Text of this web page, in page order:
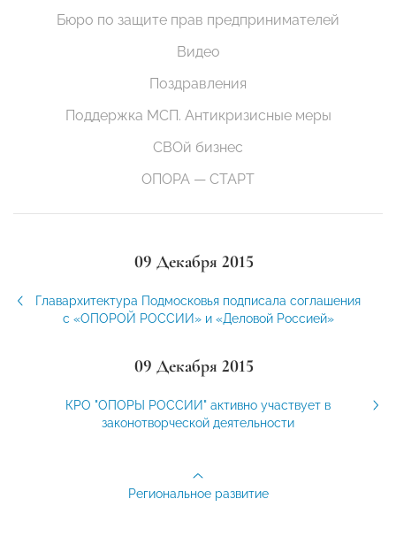
Бюро по защите прав предпринимателей
Видео
Поздравления
Поддержка МСП. Антикризисные меры
СВОй бизнес
ОПОРА — СТАРТ
09 Декабря 2015
Главархитектура Подмосковья подписала соглашения
с «ОПОРОЙ РОССИИ» и «Деловой Россией»
09 Декабря 2015
КРО "ОПОРЫ РОССИИ" активно участвует в
законотворческой деятельности
Региональное развитие